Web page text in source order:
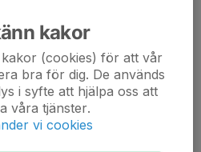
kakor
(cookies) för att vår
bra för dig. De används
i syfte att hjälpa oss att
våra tjänster.
vi cookies